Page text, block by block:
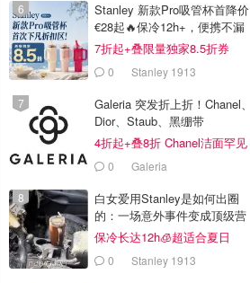
Stanley 新款Pro吸管杯首降价
€28起🔥保冷12h+，便携不漏
水
7折起+叠限量独家8.5折券
0 Stanley 1913
Galeria 突发折上折！Chanel、
Dior、Staub、黑绷带
4折起+叠8折 Chanel洁面罕见
€430 Galeria
白女爱用Stanley是如何出圈
的：一场意外事件变成顶级营
销案例
保冷长达12h🧊超适合夏日
0 Stanley 1913